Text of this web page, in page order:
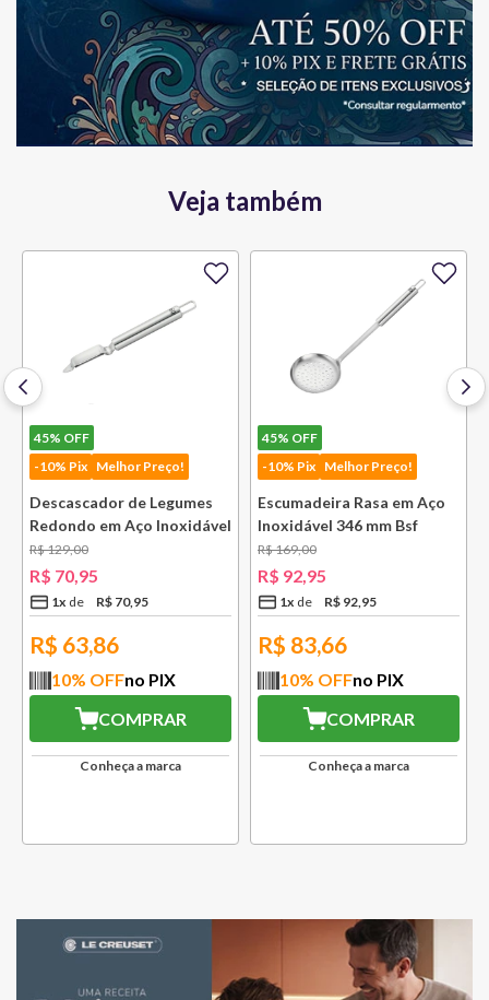
Veja também
45% OFF
-10% Pix Melhor Preço!
Descascador de Legumes
Redondo em Aço Inoxidável
131 mm Bsf
R$129,00
R$ 70,95
1x R$ 70,95
R$ 63,86
10% OFFno PIX
COMPRAR
Conheça a marca
45% OFF
-10% Pix Melhor Preço!
Escumadeira Rasa em Aço
Inoxidável 346 mm Bsf
R$169,00
R$ 92,95
1x R$ 92,95
R$ 83,66
10% OFFno PIX
COMPRAR
Conheça a marca